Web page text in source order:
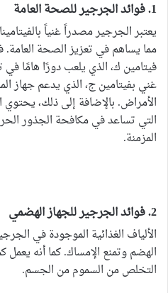
1. فوائد الجرجير للصحة العامة
يعتبر الجرجير مصدراً غنياً
مما يساهم في تعزيز الصحة
فيتامين ك، الذي يلعب دورًا هامًا
غني بفيتامين ج، الذي يدعم جهاز
الأمراض. بالإضافة إلى ذلك،
التي تساعد في مكافحة الجذور
المزمنة.
2. فوائد الجرجير للجهاز الهضمي
الألياف الغذائية الموجودة في
الهضم وتمنع الإمساك. كما أنه يعمل
التخلص من السموم من الجسم.